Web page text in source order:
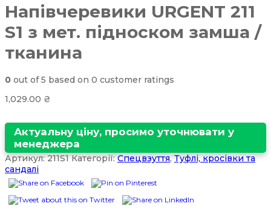
Напівчеревики URGENT 211
S1 з мет. підноском замша /
тканина
0 out of5 based on 0 customer ratings
1,029.00 ₴
Актуальну ціну, просимо уточнювати у
менеджера
Артикул:211S1 Категорії:Спецвзуття,Туфлі, кросівки та
сандалі